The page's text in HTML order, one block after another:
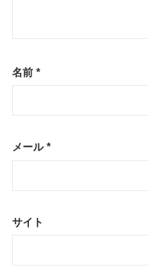
名前 *
メール *
サイト